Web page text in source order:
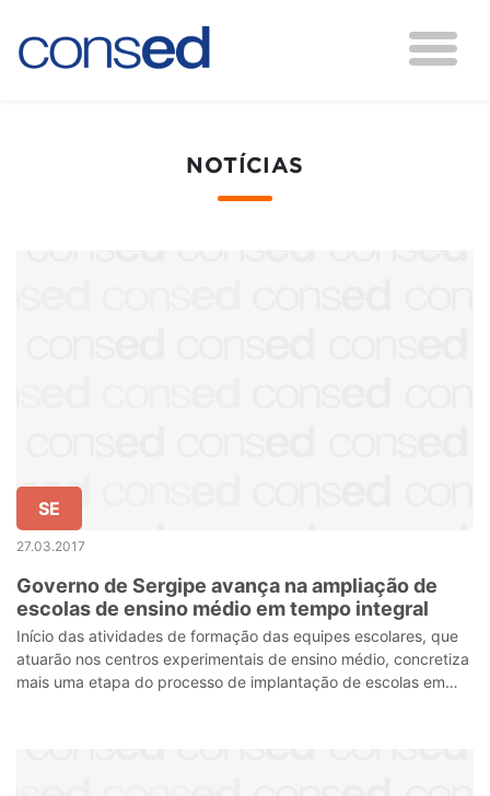
NOTÍCIAS
SE
27.03.2017
Governo de Sergipe avança na ampliação de
escolas de ensino médio em tempo integral
Início das atividades de formação das equipes escolares, que
atuarão nos centros experimentais de ensino médio, concretiza
mais uma etapa do processo de implantação de escolas em